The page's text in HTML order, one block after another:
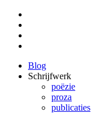
Blog
Schrijfwerk
poëzie
proza
publicaties